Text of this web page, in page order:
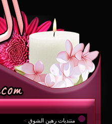
منتديات رهين الشوق >